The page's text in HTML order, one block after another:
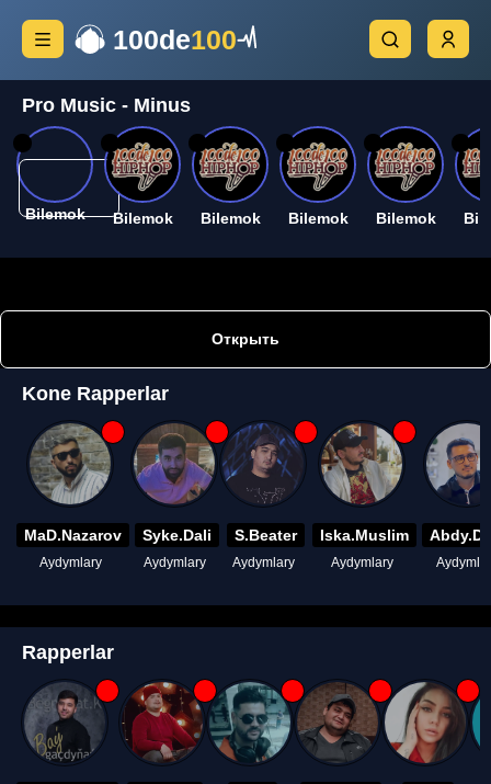
100de100
Pro Music - Minus
Bilemok Bilemok Bilemok Bilemok Bilemok
Открыть
Kone Rapperlar
MaD.Nazarov
Aydymlary
Syke.Dali
Aydymlary
S.Beater
Aydymlary
Iska.Muslim
Aydymlary
Rapperlar